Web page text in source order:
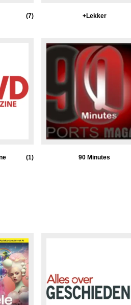
(7) +Lekker
(1) 90 Minutes